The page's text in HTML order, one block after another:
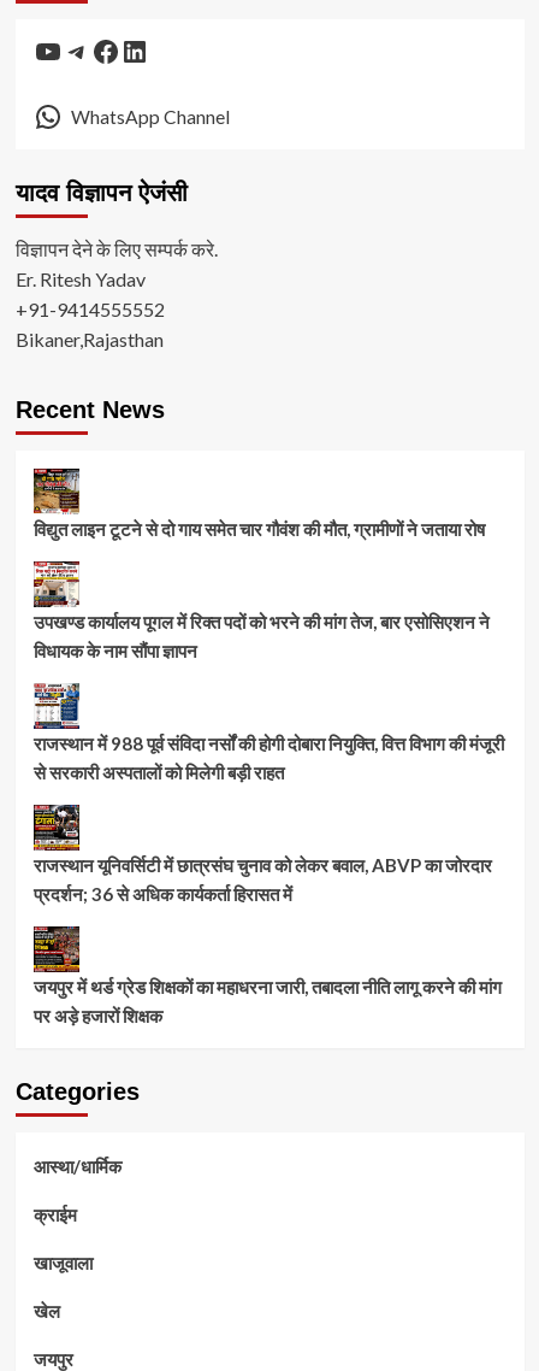
YouTube
Telegram
Facebook
LinkedIn
WhatsApp Channel
यादव विज्ञापन ऐजंसी
विज्ञापन देने के लिए सम्पर्क करे.
Er. Ritesh Yadav
+91-9414555552
Bikaner,Rajasthan
Recent News
विद्युत लाइन टूटने से दो गाय समेत चार गौवंश की मौत, ग्रामीणों ने जताया रोष
उपखण्ड कार्यालय पूगल में रिक्त पदों को भरने की मांग तेज, बार एसोसिएशन ने
विधायक के नाम सौंपा ज्ञापन
राजस्थान में 988 पूर्व संविदा नर्सों की होगी दोबारा नियुक्ति, वित्त विभाग की मंजूरी
से सरकारी अस्पतालों को मिलेगी बड़ी राहत
राजस्थान यूनिवर्सिटी में छात्रसंघ चुनाव को लेकर बवाल, ABVP का जोरदार
प्रदर्शन; 36 से अधिक कार्यकर्ता हिरासत में
जयपुर में थर्ड ग्रेड शिक्षकों का महाधरना जारी, तबादला नीति लागू करने की मांग
पर अड़े हजारों शिक्षक
Categories
आस्था/धार्मिक
क्राईम
खाजूवाला
खेल
जयपुर